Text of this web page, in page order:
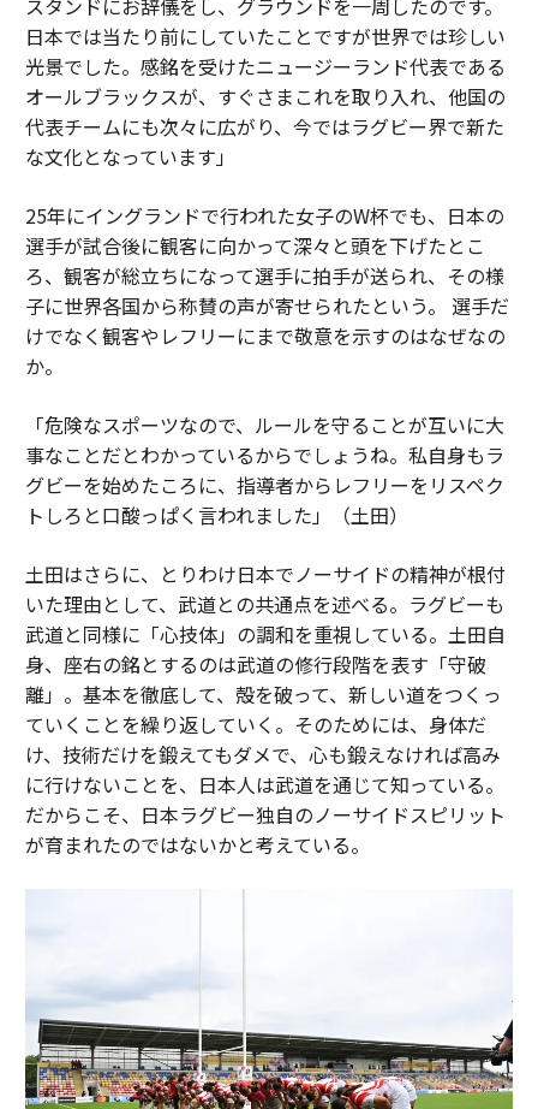
日本では当たり前にしていたことですが世界では珍しい
光景でした。感銘を受けたニュージーランド代表である
オールブラックスが、すぐさまこれを取り入れ、他国の
代表チームにも次々に広がり、今ではラグビー界で新た
な文化となっています」
25年にイングランドで行われた女子のW杯でも、日本の
選手が試合後に観客に向かって深々と頭を下げたとこ
ろ、観客が総立ちになって選手に拍手が送られ、その様
子に世界各国から称賛の声が寄せられたという。 選手だ
けでなく観客やレフリーにまで敬意を示すのはなぜなの
か。
「危険なスポーツなので、ルールを守ることが互いに大
事なことだとわかっているからでしょうね。私自身もラ
グビーを始めたころに、指導者からレフリーをリスペク
トしろと口酸っぱく言われました」（土田）
土田はさらに、とりわけ日本でノーサイドの精神が根付
いた理由として、武道との共通点を述べる。ラグビーも
武道と同様に「心技体」の調和を重視している。土田自
身、座右の銘とするのは武道の修行段階を表す「守破
離」。基本を徹底して、殻を破って、新しい道をつくっ
ていくことを繰り返していく。そのためには、身体だ
け、技術だけを鍛えてもダメで、心も鍛えなければ高み
に行けないことを、日本人は武道を通じて知っている。
だからこそ、日本ラグビー独自のノーサイドスピリット
が育まれたのではないかと考えている。